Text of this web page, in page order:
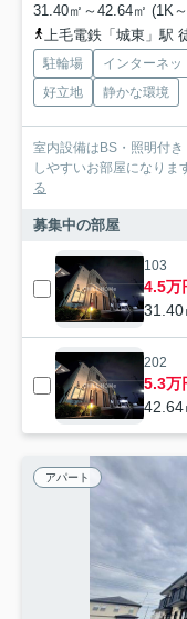
31.40㎡～42.64㎡ (1K
上毛電鉄「城東」駅
駐輪場 インターネッ
好立地
静かな環境
室内設備はBS・照明付
しやすいお部屋になりま
る
募集中の部屋
103
4.5万
31.40
202
5.3万
42.64
アパート